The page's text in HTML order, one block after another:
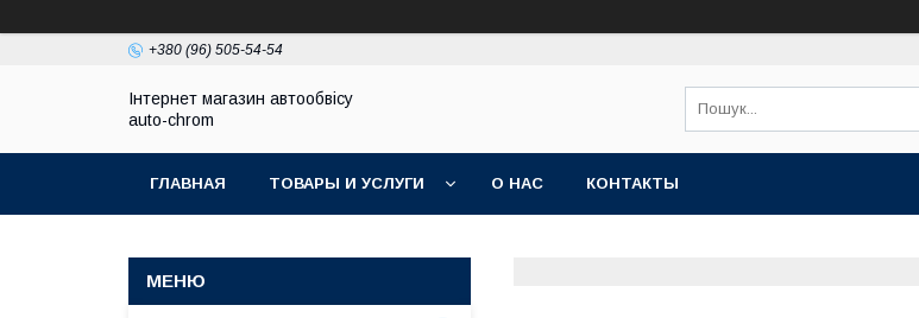
+380 (96) 505-54-54
Інтернет магазин автообвісу
auto-chrom
ГЛАВНАЯ ТОВАРЫ И УСЛУГИ О НАС КОНТАКТЫ